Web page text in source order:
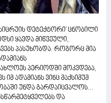
დეტექტორი' ცნობილი
ყავდა მიწვეული,
პასუხობდა. როგორც მია
პერიოდში მოკვდება,
იმ ადამიანს ვინც მაქსიმუმ
უნდა გარდაიცვალოს...
და